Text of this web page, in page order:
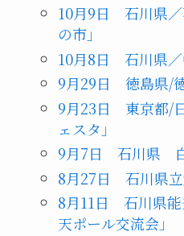
10月9日 石川県／
の市」
10月8日 石川県／
9月29日 徳島県/
9月23日 東京都/
ェスタ」
9月7日 石川県
8月27日 石川県立
8月11日 石川県能
天ポール交流会」